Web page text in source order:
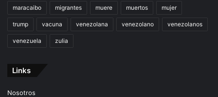
maracaibo migrantes muere muertos mujer
trump vacuna venezolana venezolano venezolanos
venezuela zulia
Links
Nosotros